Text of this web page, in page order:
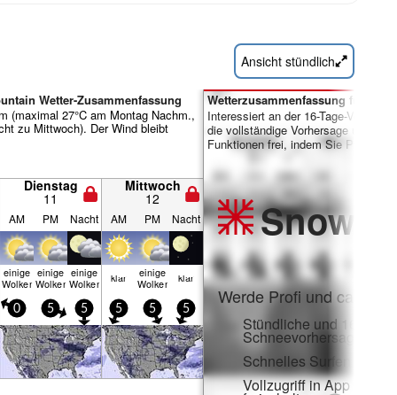
Ansicht stündlich
Wetter-Zusammenfassung
(maximal 27°C am Montag Nachm.,
zu Mittwoch). Der Wind bleibt
Dienstag
11
Mittwoch
12
AM PM Nacht AM PM Nacht
einige
Wolken
einige
Wolken
einige
Wolken klar einige
Wolken klar
0 5 5 5 5 5
Wetterzusammenfassung für Tage
Interessiert an der 16-Tage-
die vollständige Vorhersage und
Funktionen frei, indem Sie Pro-
Snow
Werde Profi und carve
Stündliche und 16-Tage-
Schneevorhersagen
Schnelles Surfen ohne
Vollzugriff in App und